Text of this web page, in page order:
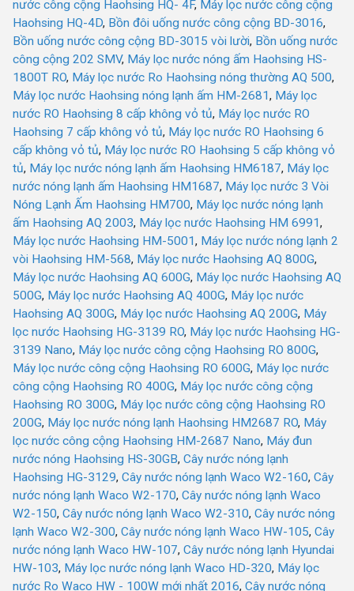
nước công cộng Haohsing HQ- 4F, Máy lọc nước công cộng
Haohsing HQ-4D, Bồn đôi uống nước công cộng BD-3016,
Bồn uống nước công cộng BD-3015 vòi lười, Bồn uống nước
công cộng 202 SMV, Máy lọc nước nóng ấm Haohsing HS-
1800T RO, Máy lọc nước Ro Haohsing nóng thường AQ 500,
Máy lọc nước Haohsing nóng lạnh ấm HM-2681, Máy lọc
nước RO Haohsing 8 cấp không vỏ tủ, Máy lọc nước RO
Haohsing 7 cấp không vỏ tủ, Máy lọc nước RO Haohsing 6
cấp không vỏ tủ, Máy lọc nước RO Haohsing 5 cấp không vỏ
tủ, Máy lọc nước nóng lạnh ấm Haohsing HM6187, Máy lọc
nước nóng lạnh ấm Haohsing HM1687, Máy lọc nước 3 Vòi
Nóng Lạnh Ấm Haohsing HM700, Máy lọc nước nóng lạnh
ấm Haohsing AQ 2003, Máy lọc nước Haohsing HM 6991,
Máy lọc nước Haohsing HM-5001, Máy lọc nước nóng lạnh 2
vòi Haohsing HM-568, Máy lọc nước Haohsing AQ 800G,
Máy lọc nước Haohsing AQ 600G, Máy lọc nước Haohsing AQ
500G, Máy lọc nước Haohsing AQ 400G, Máy lọc nước
Haohsing AQ 300G, Máy lọc nước Haohsing AQ 200G, Máy
lọc nước Haohsing HG-3139 RO, Máy lọc nước Haohsing HG-
3139 Nano, Máy lọc nước công cộng Haohsing RO 800G,
Máy lọc nước công cộng Haohsing RO 600G, Máy lọc nước
công cộng Haohsing RO 400G, Máy lọc nước công cộng
Haohsing RO 300G, Máy lọc nước công cộng Haohsing RO
200G, Máy lọc nước nóng lạnh Haohsing HM2687 RO, Máy
lọc nước công cộng Haohsing HM-2687 Nano, Máy đun
nước nóng Haohsing HS-30GB, Cây nước nóng lạnh
Haohsing HG-3129, Cây nước nóng lạnh Waco W2-160, Cây
nước nóng lạnh Waco W2-170, Cây nước nóng lạnh Waco
W2-150, Cây nước nóng lạnh Waco W2-310, Cây nước nóng
lạnh Waco W2-300, Cây nước nóng lạnh Waco HW-105, Cây
nước nóng lạnh Waco HW-107, Cây nước nóng lạnh Hyundai
HW-103, Máy lọc nước nóng lạnh Waco HD-320, Máy lọc
nước Ro Waco HW - 100W mới nhất 2016, Cây nước nóng